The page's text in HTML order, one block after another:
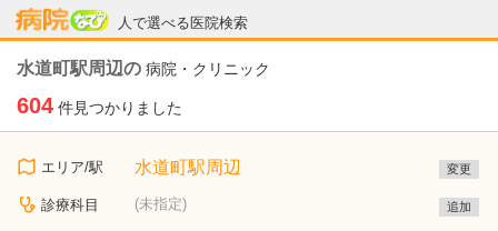
人で選べる医院検索
病院なび
水道町駅周辺の 病院・クリニック
604 件見つかりました
エリア/駅 水道町駅周辺 変更
診療科目 (未指定) 追加